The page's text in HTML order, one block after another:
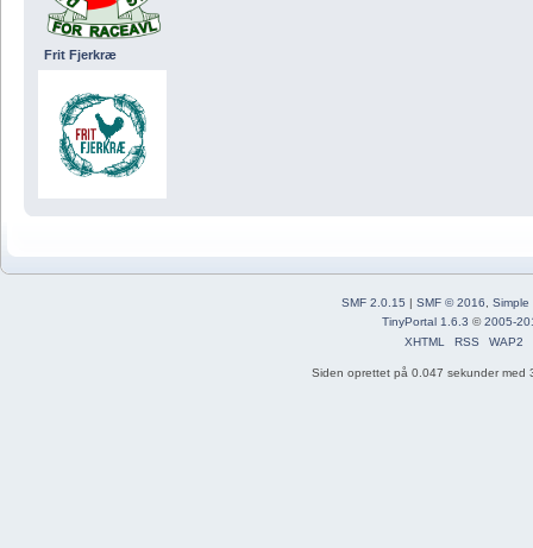
Frit Fjerkræ
SMF 2.0.15 | SMF © 2016
Simple
TinyPortal 1.6.3 ©2005-
XHTML
RSS WAP2
Siden oprettet på 0.047 sekunder med